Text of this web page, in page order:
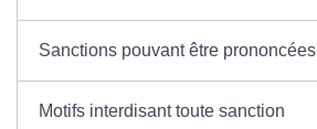
Sanctions pouvant être prononcées
Motifs interdisant toute sanction